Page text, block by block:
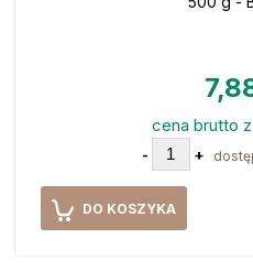
cena brutto
- +
DO KOSZYKA